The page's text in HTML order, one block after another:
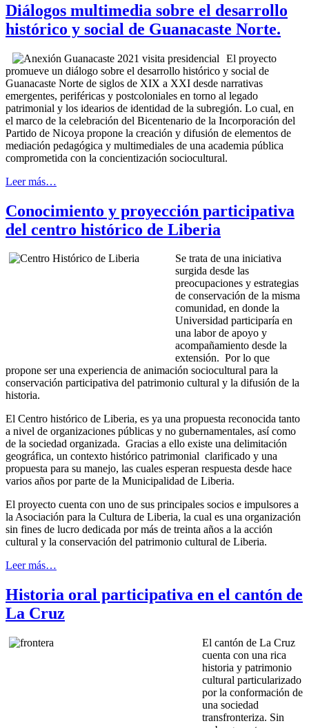
Diálogos multimedia sobre el desarrollo
histórico y social de Guanacaste Norte.
El proyecto
promueve un diálogo sobre el desarrollo histórico y social de
Guanacaste Norte de siglos de XIX a XXI desde narrativas
emergentes, periféricas y postcoloniales en torno al legado
patrimonial y los idearios de identidad de la subregión. Lo cual, en
el marco de la celebración del Bicentenario de la Incorporación del
Partido de Nicoya propone la creación y difusión de elementos de
mediación pedagógica y multimediales de una academia pública
comprometida con la concientización sociocultural.
Leer más…
Conocimiento y proyección participativa
del centro histórico de Liberia
Se trata de una iniciativa
surgida desde las
preocupaciones y estrategias
de conservación de la misma
comunidad, en donde la
Universidad participaría en
una labor de apoyo y
acompañamiento desde la
extensión. Por lo que
propone ser una experiencia de animación sociocultural para la
conservación participativa del patrimonio cultural y la difusión de la
historia.
El Centro histórico de Liberia, es ya una propuesta reconocida tanto
a nivel de organizaciones públicas y no gubernamentales, así como
de la sociedad organizada. Gracias a ello existe una delimitación
geográfica, un contexto histórico patrimonial clarificado y una
propuesta para su manejo, las cuales esperan respuesta desde hace
varios años por parte de la Municipalidad de Liberia.
El proyecto cuenta con uno de sus principales socios e impulsores a
la Asociación para la Cultura de Liberia, la cual es una organización
sin fines de lucro dedicada por más de treinta años a la acción
cultural y la conservación del patrimonio cultural de Liberia.
Leer más…
Historia oral participativa en el cantón de
La Cruz
El cantón de La Cruz
cuenta con una rica
historia y patrimonio
cultural particularizado
por la conformación de
una sociedad
transfronteriza. Sin